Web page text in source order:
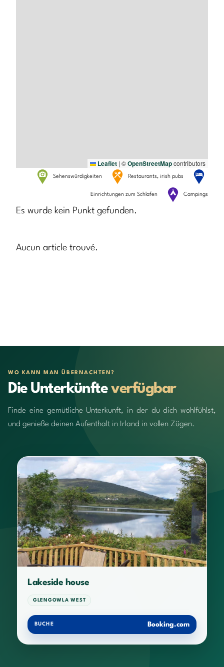
Leaflet | ©OpenStreetMapcontributors
Sehenswürdigkeiten Restaurants, irish pubs
Einrichtungen zum Schlafen Campings
Es wurde kein Punkt gefunden.
Aucun article trouvé.
WO KANN MAN ÜBERNACHTEN?
Die Unterkünfte verfügbar
Finde eine gemütliche Unterkunft, in der du dich wohlfühlst,
und genieße deinen Aufenthalt in Irland in vollen Zügen.
Lakeside house
GLENGOWLA WEST
BUCHE Booking.com